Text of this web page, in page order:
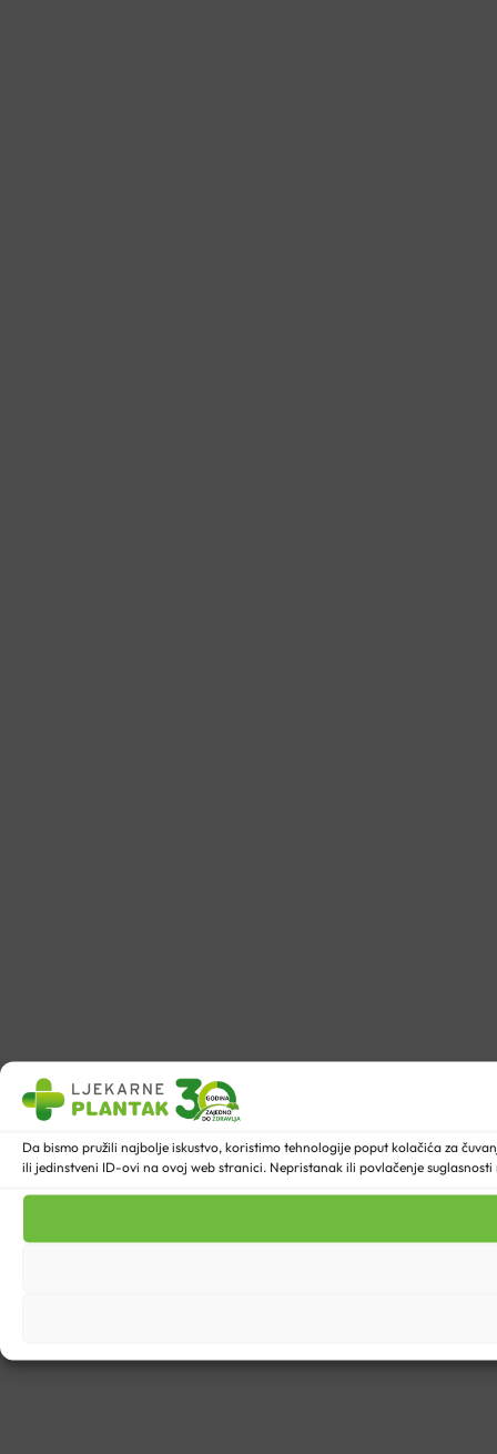
Da bismo pružili najbolje iskustvo, koristimo tehnologije poput kolačića za
ili jedinstveni ID-ovi na ovoj web stranici. Nepristanak ili povlačenje